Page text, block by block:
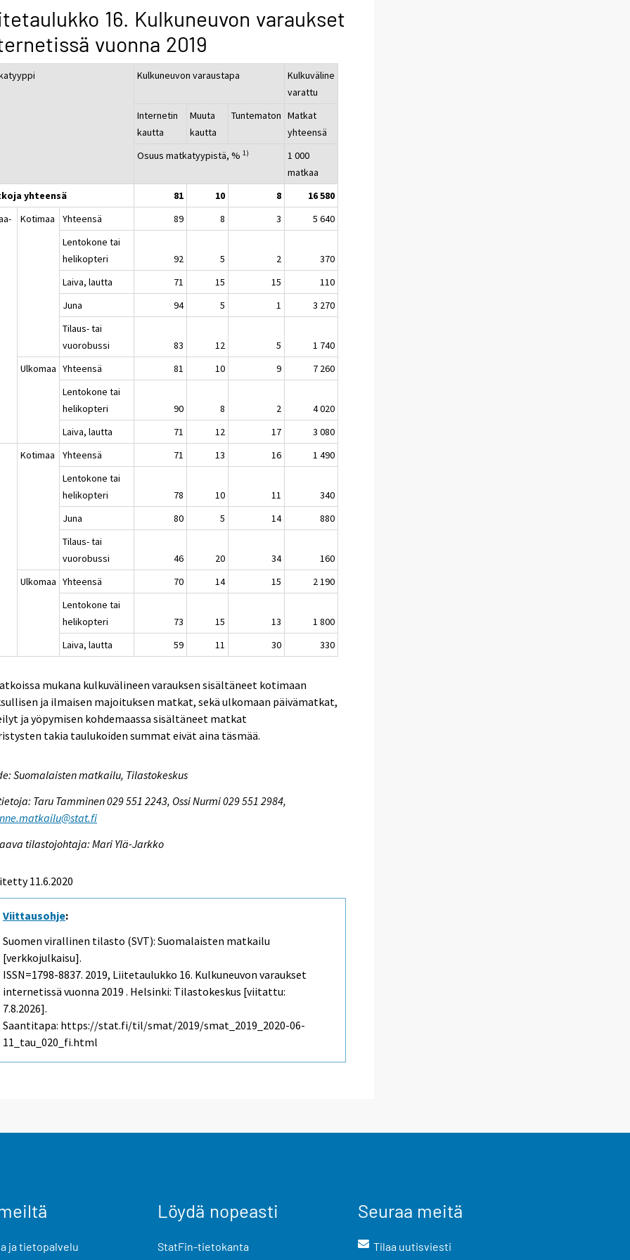
16. Kulkuneuvon varaukset
vuonna 2019
Kulkuneuvon varaustapa
Kulkuväline
varattu
Internetin
kautta
Muuta
kautta
Tuntematon Matkat
yhteensä
Osuus matkatyypistä, %1)
1 000
matkaa
yhteensä
81 10 8
16 580
Kotimaa Yhteensä 89 8 3
5 640
Lentokone tai
helikopteri
92 5 2
370
Laiva, lautta
71 15 15
110
Juna
94 5 1
3 270
Tilaus- tai
vuorobussi
83 12 5
1 740
Ulkomaa Yhteensä 81 10 9
7 260
Lentokone tai
helikopteri
90 8 2
4 020
Laiva, lautta
71 12 17
3 080
Kotimaa
Yhteensä 71 13 16
1 490
Lentokone tai
helikopteri
78 10 11
340
Juna
80 5 14
880
Tilaus- tai
vuorobussi
46 20 34
160
Ulkomaa Yhteensä 70 14 15
2 190
Lentokone tai
helikopteri
73 15 13
1 800
Laiva, lautta
59 11 30 330
mukana kulkuvälineen varauksen sisältäneet kotimaan
ja ilmaisen majoituksen matkat, sekä ulkomaan päivämatkat,
ja yöpymisen kohdemaassa sisältäneet matkat
takia taulukoiden summat eivät aina täsmää.
Suomalaisten matkailu, Tilastokeskus
Taru Tamminen 029 551 2243, Ossi Nurmi 029 551 2984,
tilastojohtaja: Mari Ylä-Jarkko
11.6.2020
Viittausohje:
Suomen virallinen tilasto (SVT): Suomalaisten matkailu
[verkkojulkaisu].
ISSN=1798-8837. 2019, Liitetaulukko 16. Kulkuneuvon varaukset
internetissä vuonna 2019 . Helsinki: Tilastokeskus [viitattu:
7.8.2026].
Saantitapa: https://stat.fi/til/smat/2019/smat_2019_2020-06-
11_tau_020_fi.html
ja tietopalvelu
Löydä nopeasti
StatFin-tietokanta
Seuraa meitä
Tilaa uutisviesti